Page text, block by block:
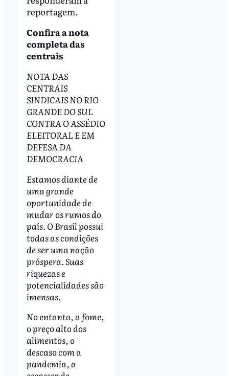
reportagem.
Confira a nota
completa das
centrais
NOTA DAS
CENTRAIS
SINDICAIS NO RIO
GRANDE DO SUL
CONTRA O ASSÉDIO
ELEITORAL E EM
DEFESA DA
DEMOCRACIA
Estamos diante de
uma grande
oportunidade de
mudar os rumos do
país. O Brasil possui
todas as condições
de ser uma nação
próspera. Suas
riquezas e
potencialidades são
imensas.
No entanto, a fome,
o preço alto dos
alimentos, o
descaso com a
pandemia, a